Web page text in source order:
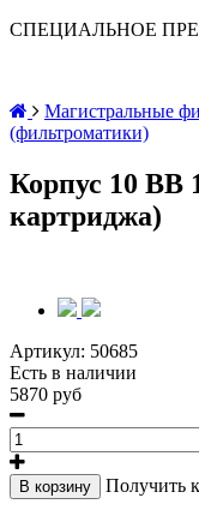
СПЕЦИАЛЬНОЕ
Магистральные
(фильтроматики)
Корпус 10 BB
картриджа)
Артикул: 50685
Есть в наличии
5870 руб
В корзину Получить